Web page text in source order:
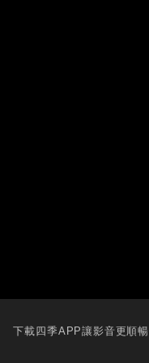
下載四季APP讓影音更順暢